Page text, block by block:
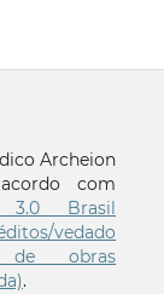
Archeion
com
3.0 Brasil
vedado
de obras
.